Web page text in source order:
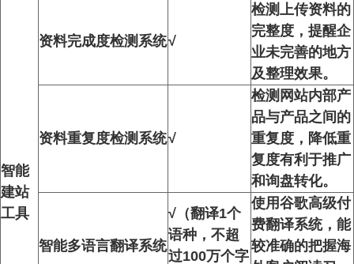
智能
建站
工具
资料完成度检测系统√
检测上传资料的
完整度，提醒企
业未完善的地方
及整理效果。
资料重复度检测系统√
检测网站内部产
品与产品之间的
重复度，降低重
复度有利于推广
和询盘转化。
智能多语言翻译系统
√（翻译1个
语种，不超
过100万个字
使用谷歌高级付
费翻译系统，能
较准确的把握海